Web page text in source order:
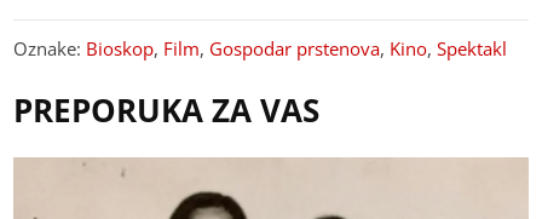
Oznake: Bioskop, Film, Gospodar prstenova, Kino,Spektakl
PREPORUKA ZA VAS